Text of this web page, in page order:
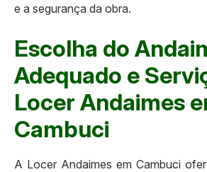
e a segurança da obra.
Escolha do
Adequado e
Locer Andaimes
Cambuci
A Locer Andaimes em Cambuci